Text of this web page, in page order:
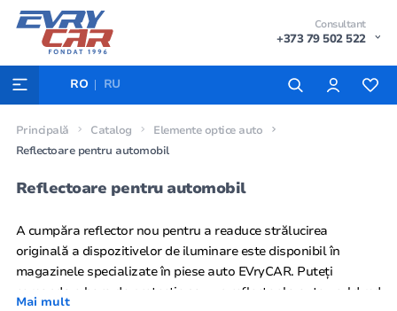
Consultant
+373 79 502 522
RO RU
Principală Catalog
Elemente optice auto
Reflectoare pentru automobil
Reflectoare pentru automobil
A cumpăra reflector nou pentru a readuce strălucirea
originală a dispozitivelor de iluminare estedisponibil în
magazinele specializate în piese auto EVryCAR. Puteți
comanda o bara de protecție
sau un reflector la autoworld.md
Mai mult